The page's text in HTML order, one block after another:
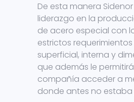
De esta manera
liderazgo en la
de acero especial con
estrictos
superficial, interna y
que además le
compañía acceder a
donde antes no estaba